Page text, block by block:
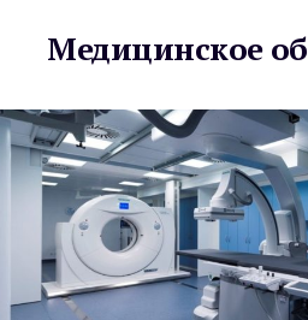
Медицинское